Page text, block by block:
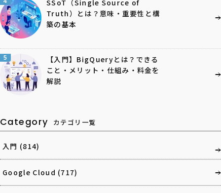
SSoT（Single Source of
Truth）とは？意味・重要性と構
築の基本
5
【入門】BigQueryとは？できる
こと・メリット・仕組み・料金を
解説
Category カテゴリ一覧
入門 (814)
Google Cloud (717)